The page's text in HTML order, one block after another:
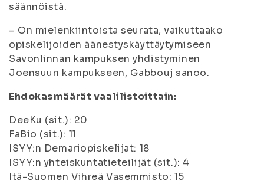
säännöistä.
– On mielenkiintoista seurata, vaikuttaako
opiskelijoiden äänestyskäyttäytymiseen
Savonlinnan kampuksen yhdistyminen
Joensuun kampukseen, Gabbouj sanoo.
Ehdokasmäärät vaalilistoittain:
DeeKu (sit.): 20
FaBio (sit.): 11
ISYY:n Demariopiskelijat: 18
ISYY:n yhteiskuntatieteilijät (sit.): 4
Itä-Suomen Vihreä Vasemmisto: 15